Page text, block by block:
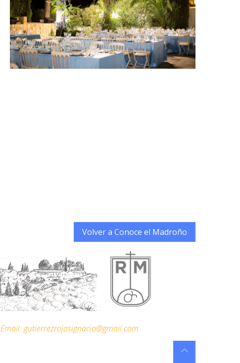
Volver a Conoce el Madroño
Email: gutierrezrojasignacio@gmail.com